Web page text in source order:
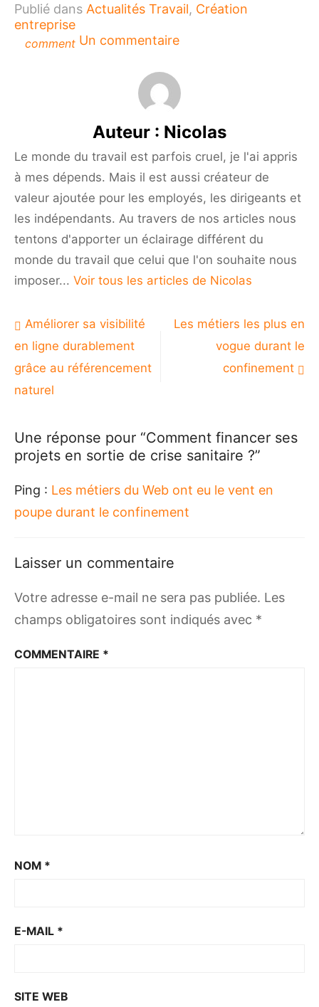
Publié dans Actualités Travail, Création
entreprise
comment Un commentairesur
ses
projets
sortie
de
crise
sanitaire
?
Auteur : Nicolas
Le monde du travail est parfois cruel, je l'ai appris
à mes dépends. Mais il est aussi créateur de
valeur ajoutée pour les employés, les dirigeants et
les indépendants. Au travers de nos articles nous
tentons d'apporter un éclairage différent du
monde du travail que celui que l'on souhaite nous
imposer... Voir tous les articles de Nicolas
Navigation
de
l’article
Améliorer sa visibilité
en ligne durablement
grâce au référencement
naturel
Les métiers les plus en
vogue durant le
confinement
Une réponse pour “Comment financer ses
projets en sortie de crise sanitaire ?”
Ping : Les métiers du Web ont eu le vent en
poupe durant le confinement
Laisser un commentaire
Votre adresse e-mail ne sera pas publiée. Les
champs obligatoires sont indiqués avec *
COMMENTAIRE *
NOM *
E-MAIL *
SITE WEB